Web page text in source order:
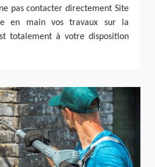
pas contacter directement Site
en main vos travaux sur la
totalement à votre disposition